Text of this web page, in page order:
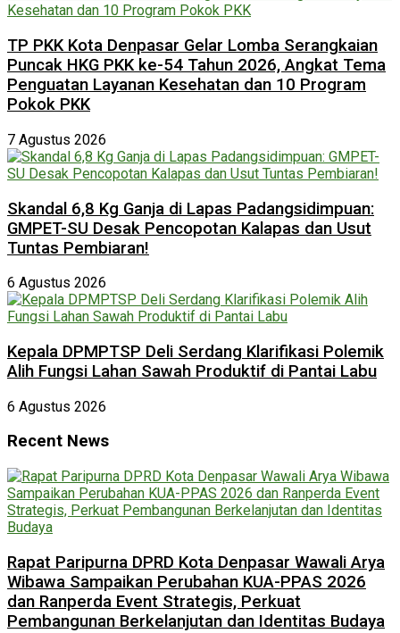
TP PKK Kota Denpasar Gelar Lomba Serangkaian
Puncak HKG PKK ke-54 Tahun 2026, Angkat Tema
Penguatan Layanan Kesehatan dan 10 Program
Pokok PKK
7 Agustus 2026
Skandal 6,8 Kg Ganja di Lapas Padangsidimpuan:
GMPET-SU Desak Pencopotan Kalapas dan Usut
Tuntas Pembiaran!
6 Agustus 2026
Kepala DPMPTSP Deli Serdang Klarifikasi Polemik
Alih Fungsi Lahan Sawah Produktif di Pantai Labu
6 Agustus 2026
Recent News
Rapat Paripurna DPRD Kota Denpasar Wawali Arya
Wibawa Sampaikan Perubahan KUA-PPAS 2026
dan Ranperda Event Strategis, Perkuat
Pembangunan Berkelanjutan dan Identitas Budaya